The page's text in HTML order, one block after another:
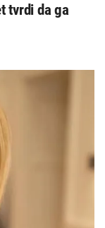
tvrdi da ga